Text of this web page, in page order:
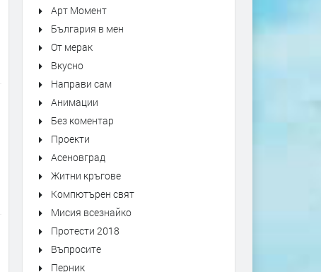
Арт Момент
България в мен
От мерак
Вкусно
Направи сам
Анимации
Без коментар
Проекти
Асеновград
Житни кръгове
Компютърен свят
Мисия всезнайко
Протести 2018
Въпросите
Перник